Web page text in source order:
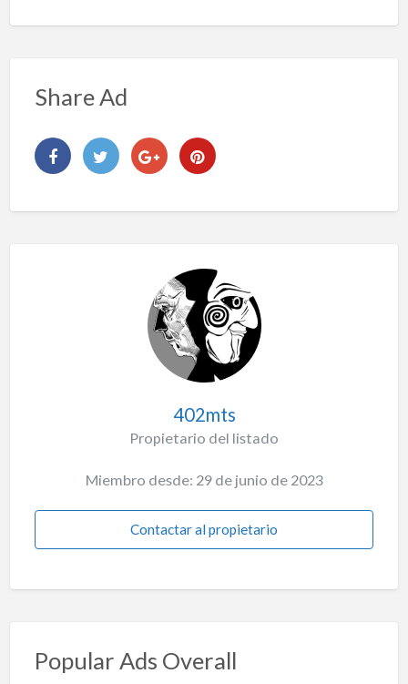
Share Ad
402mts
Propietario del listado
Miembro desde: 29 de junio de 2023
Contactar al propietario
Popular Ads Overall